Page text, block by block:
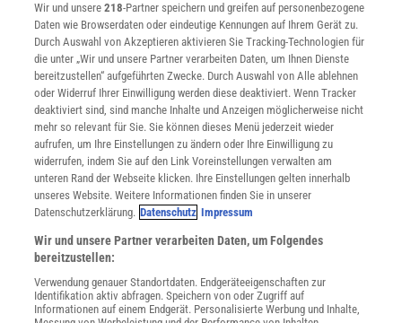
Widerruf
INFO
Mediadaten
Datenschutz
Nutzungsbedingungen
Cookie-Einstellungen
Utiq verwalten
Nutzungsbasierte Onlinewerbung
Alle Artikel
Impressum
Angebote für Schulen
Angebote für Institutionen
Sprachen lernen mit Gymglish
Lexika
Wir und unsere218-Partner speichern und greifen auf personenbezogene
Daten wie Browserdaten oder eindeutige Kennungen auf Ihrem Gerät zu.
Durch Auswahl von Akzeptieren aktivieren Sie Tracking-Technologien für
die unter „Wir und unsere Partner verarbeiten Daten, um Ihnen Dienste
bereitzustellen“ aufgeführten Zwecke. Durch Auswahl von Alle ablehnen
oder Widerruf Ihrer Einwilligung werden diese deaktiviert. Wenn Tracker
deaktiviert sind, sind manche Inhalte und Anzeigen möglicherweise nicht
mehr so relevant für Sie. Sie können dieses Menü jederzeit wieder
aufrufen, um Ihre Einstellungen zu ändern oder Ihre Einwilligung zu
widerrufen, indem Sie auf den Link Voreinstellungen verwalten am
unteren Rand der Webseite klicken. Ihre Einstellungen gelten innerhalb
unseres Website. Weitere Informationen finden Sie in unserer
Datenschutzerklärung. Datenschutz Impressum
Wir und unsere Partner verarbeiten Daten, um Folgendes
bereitzustellen:
Verwendung genauer Standortdaten. Endgeräteeigenschaften zur
Identifikation aktiv abfragen. Speichern von oder Zugriff auf
Informationen auf einem Endgerät. Personalisierte Werbung und Inhalte,